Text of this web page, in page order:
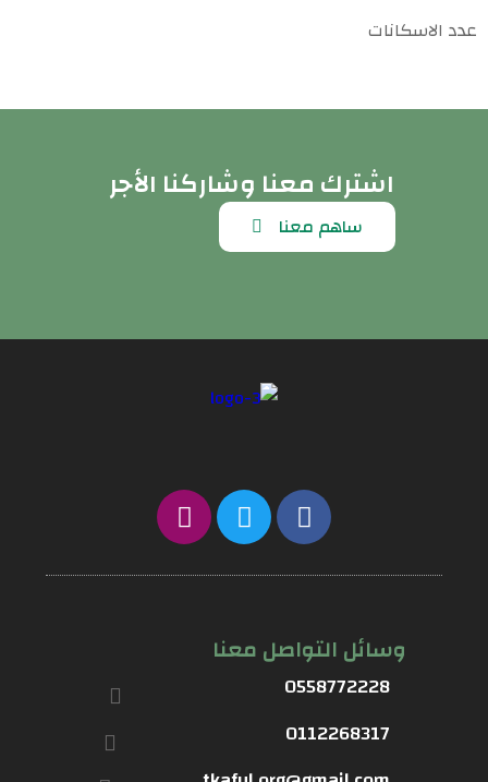
عدد الاسكانات
اشترك معنا وشاركنا الأجر
ساهم معنا
وسائل التواصل معنا
0558772228
0112268317